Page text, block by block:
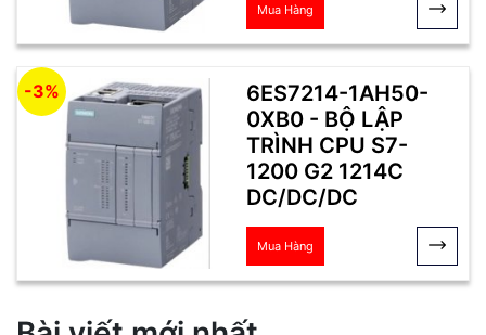
Mua Hàng
6ES7214-1AH50-
0XB0 - BỘ LẬP
TRÌNH CPU S7-
1200 G2 1214C
DC/DC/DC
-3%
Mua Hàng